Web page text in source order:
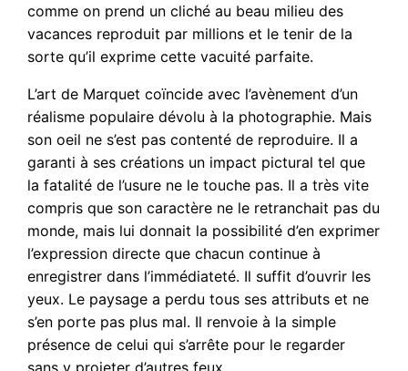
comme on prend un cliché au beau milieu des
vacances reproduit par millions et le tenir de la
sorte qu’il exprime cette vacuité parfaite.
L’art de Marquet coïncide avec l’avènement d’un
réalisme populaire dévolu à la photographie. Mais
son oeil ne s’est pas contenté de reproduire. Il a
garanti à ses créations un impact pictural tel que
la fatalité de l’usure ne le touche pas. Il a très vite
compris que son caractère ne le retranchait pas du
monde, mais lui donnait la possibilité d’en exprimer
l’expression directe que chacun continue à
enregistrer dans l’immédiateté. Il suffit d’ouvrir les
yeux. Le paysage a perdu tous ses attributs et ne
s’en porte pas plus mal. Il renvoie à la simple
présence de celui qui s’arrête pour le regarder
sans y projeter d’autres feux.